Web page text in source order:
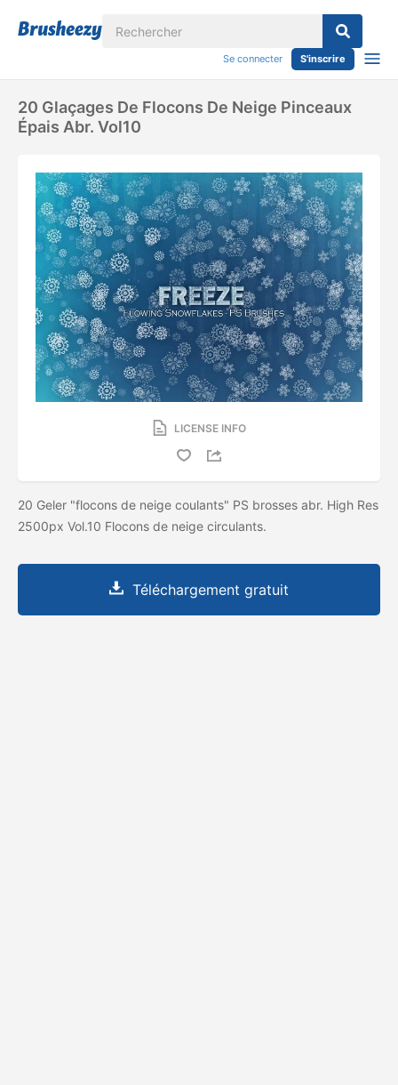
Se connecter S'inscrire
20 Glaçages De Flocons De Neige Pinceaux
Épais Abr. Vol10
LICENSE INFO
20 Geler "flocons de neige coulants" PS brosses abr. High Res
2500px Vol.10 Flocons de neige circulants.
Téléchargement gratuit